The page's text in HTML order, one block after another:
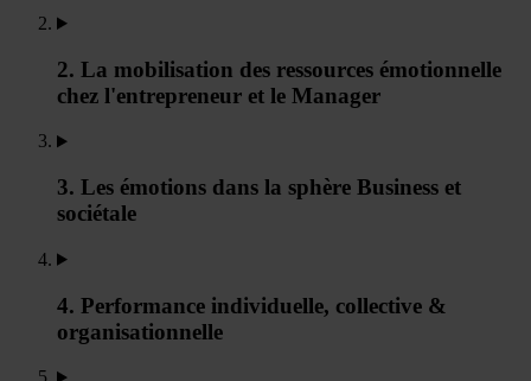
2. La mobilisation des ressources émotionnelle
chez l'entrepreneur et le Manager
3. Les émotions dans la sphère Business et
sociétale
4. Performance individuelle, collective &
organisationnelle